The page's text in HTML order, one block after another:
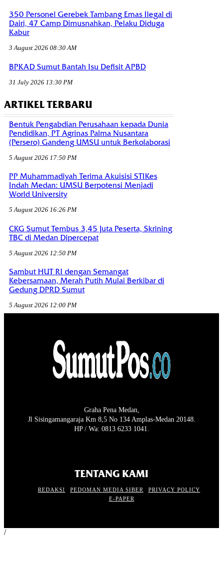
350 Personel Gerebek Tambang Emas Ilegal di
Dairi, 47 Camp Dimusnahkan, Pelaku Diduga
Kabur
3 August 2026 08:30 AM
BPKAD Sumut Bantah Isu Defisit APBD
31 July 2026 13:30 PM
ARTIKEL TERBARU
Bentuk Pengabdian Perusahaan kepada Dunia
Pendidikan, PT Agrinas Palma Nusantara
(Persero) Gandeng UMSU untuk Berkolaborasi
5 August 2026 17:50 PM
PP Muhammadiyah Terima Akuisisi STIKes
Indah Medan: UMSU Berpotensi Menjadi
World University
5 August 2026 16:26 PM
CKG Sumut Tembus 3,45 Juta Peserta, Skrining
TBC di Medan Dipercepat
5 August 2026 12:50 PM
Sambut HUT RI dengan Semangat
Kebersamaan, Merah Putih Mulai Berkibar di
Gedung DPRD Sumut
5 August 2026 12:00 PM
Graha Pena Medan,
Jl Sisingamangaraja Km 8,5 No 134 Amplas-Medan 20148.
HP / Wa: 0813 6233 1041.
TENTANG KAMI
REDAKSI PEDOMAN MEDIA SIBER
PRIVACY POLICY
E-PAPER
/